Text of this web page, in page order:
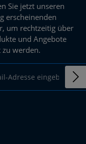
Sie jetzt unseren
erscheinenden
um rechtzeitig über
und Angebote
werden.